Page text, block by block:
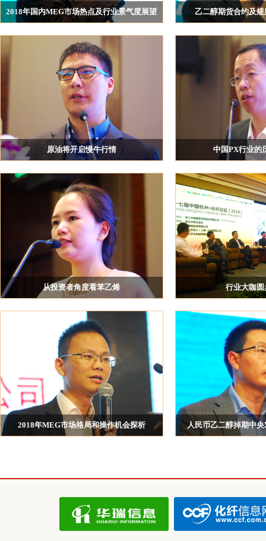
欧斯化工（上海）有限公司
化纤协会
Indorama Ventures Quimica SLU
Reliance Industries Limited
HANWHA TOTAL PETROCHEMICALS CO., LTD
NOVAPET SA
江苏化工品交易中心有限公司
江苏荣泉科技发展有限公司
荣盛控股集团有限公司
逸盛石化销售中心
社科院世界经济与政治研究所
重庆市蓬威石化有限责任公司
浙江华瑞集团有限公司
吴江福华织造有限公司
青岛萨尔马纺织科技有限责任公司
上海坤艳实业有限公司
永安国富资产管理有限公司
上海鑫衢实业发展有限公司
厦门玮泰纺织科技有限公司
南京市化工原料总公司
英能贸易（上海）有限公司
四川省宜宾普拉斯包装材料有限公司
新疆蓝山屯河聚酯有限公司
杭州汉盛实业有限公司
河南开祥精细化工有限公司
摩科瑞（中国）金属资源有限公司
2018年国内MEG市场热点及行业景气度展望 乙二醇期货合约及
院研究生院经济
原油将开启慢牛行情 中国PX行业的
从投资者角度看苯乙烯 行业大咖
康、永安期货王金 、逸盛
天明
2018年MEG市场格局和操作机会探析 人民币乙二醇掉期中